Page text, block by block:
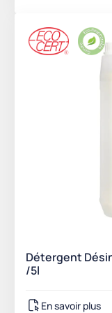
Détergent
/5l
En savoir plus